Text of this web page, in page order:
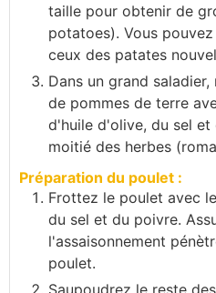
taille pour obtenir de
potatoes). Vous
ceux des patates
Dans un grand
de pommes de terre
d'huile d'olive, du sel
moitié des herbes
Préparation du poulet :
Frottez le poulet avec
du sel et du poivre.
l'assaisonnement
poulet.